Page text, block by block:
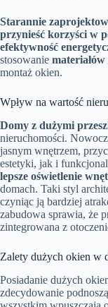
Starannie
przynieść korzyści w
efektywność
stosowanie
montaż okien.
Wpływ na wartość
Domy z dużymi
nieruchomości.
jasnym wnętrzem,
estetyki, jak i
lepsze oświetlenie
domach. Taki styl
czyniąc ją bardziej
zabudowa sprawia, że
zintegrowana z
Zalety dużych okien w
Posiadanie dużych
zdecydowanie